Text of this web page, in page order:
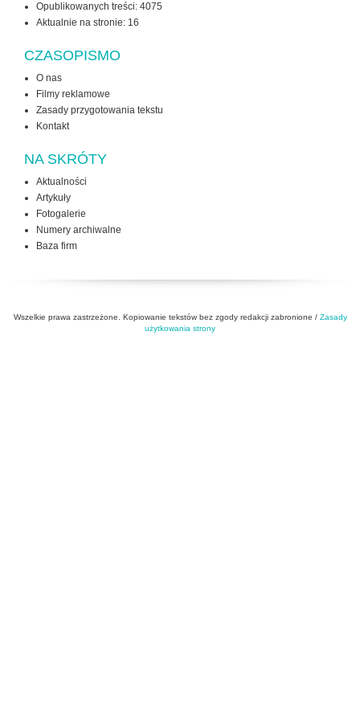
Opublikowanych treści: 4075
Aktualnie na stronie: 16
CZASOPISMO
O nas
Filmy reklamowe
Zasady przygotowania tekstu
Kontakt
NA SKRÓTY
Aktualności
Artykuły
Fotogalerie
Numery archiwalne
Baza firm
Wszelkie prawa zastrzeżone. Kopiowanie tekstów bez zgody redakcji zabronione / Zasady
użytkowania strony